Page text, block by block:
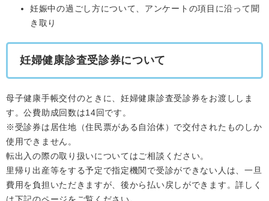
妊娠中の過ごし方について、アンケートの項目に沿って聞
き取り
妊婦健康診査受診券について
母子健康手帳交付のときに、妊婦健康診査受診券をお渡ししま
す。公費助成回数は14回です。
※受診券は居住地（住民票がある自治体）で交付されたものしか
使用できません。
転出入の際の取り扱いについてはご相談ください。
里帰り出産等をする予定で指定機関で受診ができない人は、一旦
費用を負担いただきますが、後から払い戻しができます。詳しく